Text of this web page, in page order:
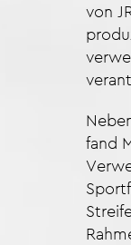
von
fand